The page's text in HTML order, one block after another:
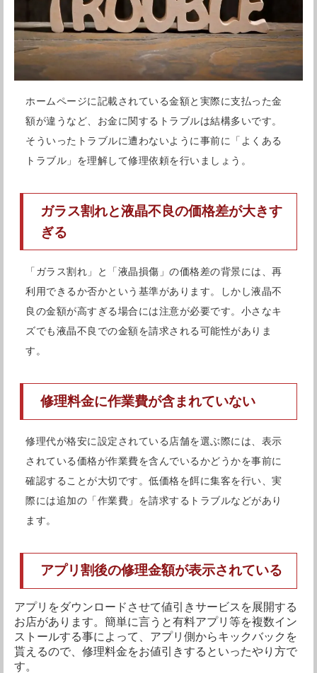
わったので良かったです。
引用元：Googleレビュー
COCO東急プラザ蒲田の紹介
行きやすい場所にあるiPhone修理店です。iPhone修理の
COCOグループは修理実績が非常に多く、これまでに
250,000台以上の修理を行ってきました。その経験に裏づ
けされる修理技術の高さは確かなもので、安心して修理を
依頼することができます。また他店で修理不可と言われて
しまったような故障にも対応してくれますのでとても頼り
になるお店です。
証の対象外となる場合もあるので詳しくはスタッフの方に
お尋ねください。
年中無休で、営業時間も21:00までと夜遅くまでやってい
ますのでお仕事で忙しい方でも利用しやすいお店です。
住所
東京都大田区西蒲田7-69-1 東急プラ
ホームページに記載されている金額と実際に支払った金
額が違うなど、お金に関するトラブルは結構多いです。
そういったトラブルに遭わないように事前に「よくある
トラブル」を理解して修理依頼を行いましょう。
ガラス割れと液晶不良の価格差が大きす
ぎる
「ガラス割れ」と「液晶損傷」の価格差の背景には、再
利用できるか否かという基準があります。しかし液晶不
良の金額が高すぎる場合には注意が必要です。小さなキ
ズでも液晶不良での金額を請求される可能性がありま
す。
修理料金に作業費が含まれていない
修理代が格安に設定されている店舗を選ぶ際には、表示
されている価格が作業費を含んでいるかどうかを事前に
確認することが大切です。低価格を餌に集客を行い、実
際には追加の「作業費」を請求するトラブルなどがあり
ます。
アプリ割後の修理金額が表示されている
アプリをダウンロードさせて値引きサービスを展開する
お店があります。簡単に言うと有料アプリ等を複数イン
ストールする事によって、アプリ側からキックバックを
貰えるので、修理料金をお値引きするといったやり方で
す。